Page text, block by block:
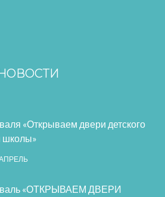
«Открываем двери детского
школы»
«ОТКРЫВАЕМ ДВЕРИ